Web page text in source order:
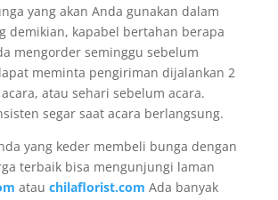
yang akan Anda gunakan dalam
demikian, kapabel bertahan berapa
mengorder seminggu sebelum
meminta pengiriman dijalankan 2
atau sehari sebelum acara.
segar saat acara berlangsung.
yang keder membeli bunga dengan
terbaik bisa mengunjungi laman
atau chilaflorist.com Ada banyak